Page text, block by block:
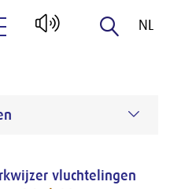
NL
vluchtelingen